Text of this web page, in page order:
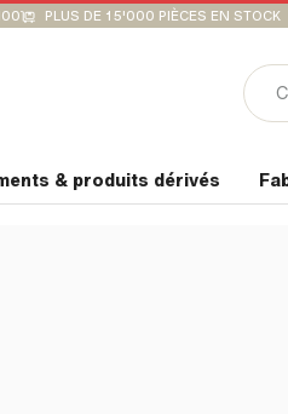
PLUS DE 15'000 PIÈCES EN STOCK
& produits dérivés